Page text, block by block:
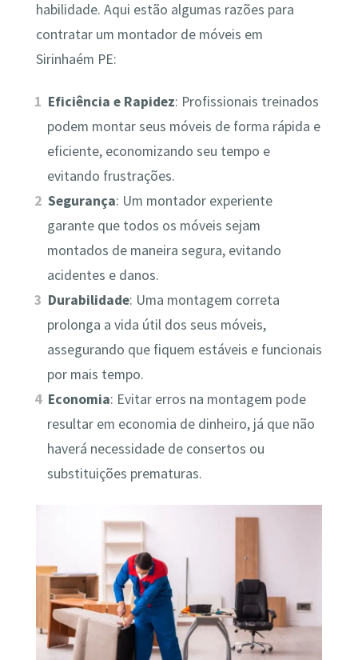
habilidade. Aqui estão algumas razões para
contratar um montador de móveis em
Sirinhaém PE:
Eficiência e Rapidez: Profissionais treinados
podem montar seus móveis de forma rápida e
eficiente, economizando seu tempo e
evitando frustrações.
Segurança: Um montador experiente
garante que todos os móveis sejam
montados de maneira segura, evitando
acidentes e danos.
Durabilidade: Uma montagem correta
prolonga a vida útil dos seus móveis,
assegurando que fiquem estáveis e funcionais
por mais tempo.
Economia: Evitar erros na montagem pode
resultar em economia de dinheiro, já que não
haverá necessidade de consertos ou
substituições prematuras.